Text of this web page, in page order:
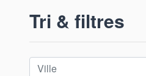
Tri & filtres